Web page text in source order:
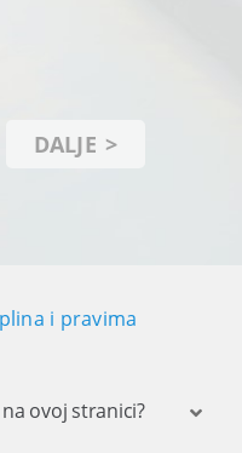
DALJE
i pravima
ovoj stranici?